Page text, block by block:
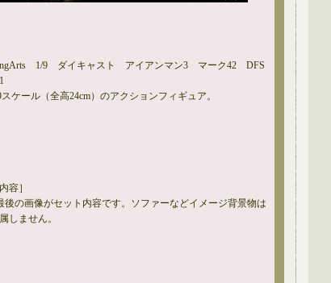
1/9 ダイキャスト アイアンマン3 マーク42 DFS
スケール （全高24cm） のアクションフィギュア。
内容］
後の画像がセット内容です。ソファーなどイメージ背景物は
しません。